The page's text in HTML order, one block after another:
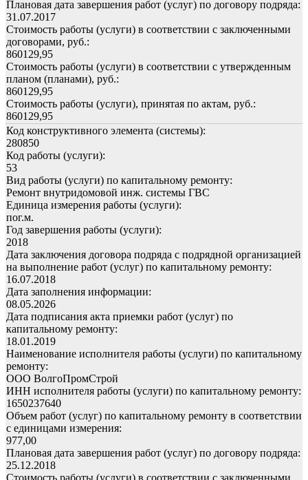
Плановая дата завершения работ (услуг) по договору подряда:
31.07.2017
Стоимость работы (услуги) в соответствии с заключенными
договорами, руб.:
860129,95
Стоимость работы (услуги) в соответствии с утвержденным
планом (планами), руб.:
860129,95
Стоимость работы (услуги), принятая по актам, руб.:
860129,95
Код конструктивного элемента (системы):
280850
Код работы (услуги):
53
Вид работы (услуги) по капитальному ремонту:
Ремонт внутридомовой инж. системы ГВС
Единица измерения работы (услуги):
пог.м.
Год завершения работы (услуги):
2018
Дата заключения договора подряда с подрядной организацией
на выполнение работ (услуг) по капитальному ремонту:
16.07.2018
Дата заполнения информации:
08.05.2026
Дата подписания акта приемки работ (услуг) по
капитальному ремонту:
18.01.2019
Наименование исполнителя работы (услуги) по капитальному
ремонту:
ООО ВолгоПромСтрой
ИНН исполнителя работы (услуги) по капитальному ремонту:
1650237640
Объем работ (услуг) по капитальному ремонту в соответствии
с единицами измерения:
977,00
Плановая дата завершения работ (услуг) по договору подряда:
25.12.2018
Стоимость работы (услуги) в соответствии с заключенными